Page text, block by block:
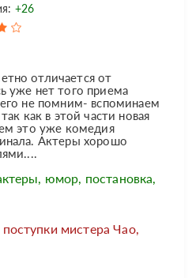
+26
отличается от
уже нет того приема
не помним- вспоминаем
как в этой части новая
это уже комедия
Актеры хорошо
юмор, постановка,
мистера Чао,